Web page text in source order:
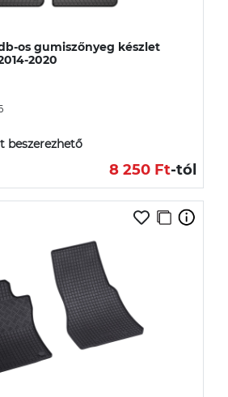
os gumiszőnyeg készlet
2020
beszerezhető
8 250 Ft-tól